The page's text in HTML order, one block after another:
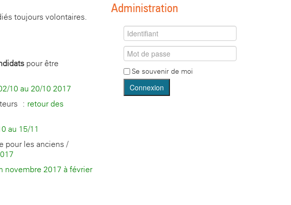
toujours volontaires.
pour être
10 au 20/10 2017
: retour des
au 15/11
pour les anciens /
novembre 2017 à février
Administration
Se souvenir de moi
Connexion